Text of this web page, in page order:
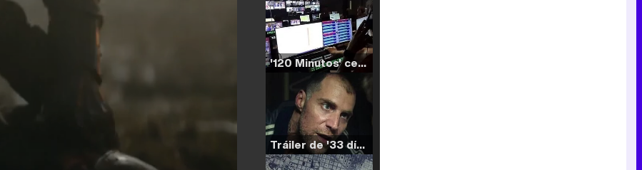
'120 Minutos' celebra sus 2.000 programas en Telemadrid con un vídeo del día a día en la redacción
Tráiler de '33 días', la nueva serie de Atresplayer con Julián Villagrán y José Manuel Poga